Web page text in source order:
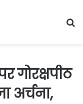
गोरक्षपीठ
अर्चना,